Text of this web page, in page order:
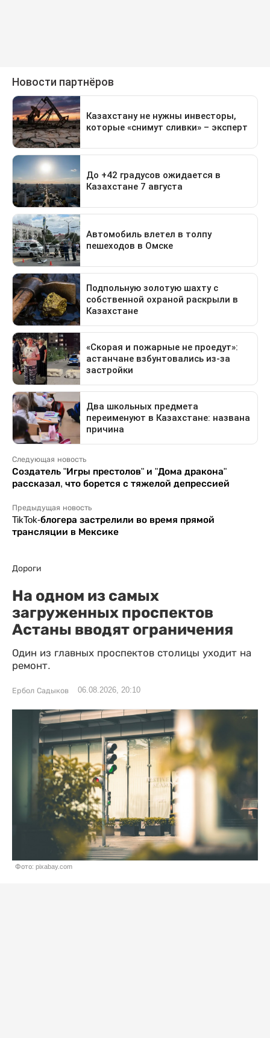
Следующая новость
Создатель "Игры престолов" и "Дома дракона"
рассказал, что борется с тяжелой депрессией
Предыдущая новость
TikTok-блогера застрелили во время прямой
трансляции в Мексике
Дороги
На одном из самых
загруженных проспектов
Астаны вводят ограничения
Один из главных проспектов столицы уходит на
ремонт.
Ербол Садыков 06.08.2026, 20:10
Фото: pixabay.com